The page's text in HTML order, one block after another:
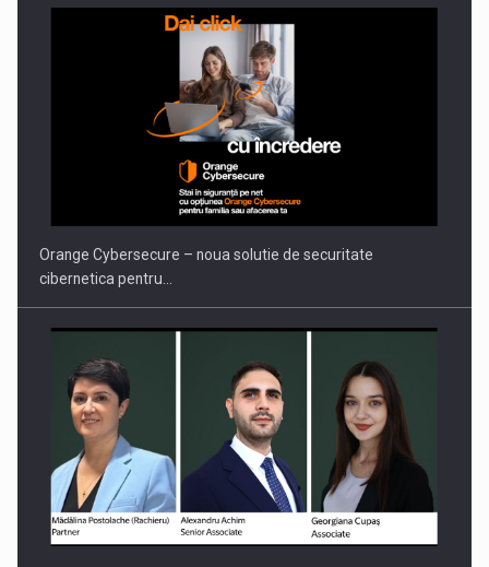
Orange Cybersecure – noua solutie de securitate
cibernetica pentru…